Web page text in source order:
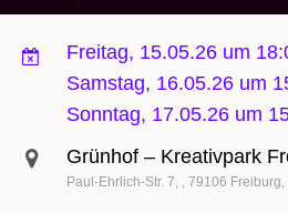
Freitag, 15.05.26 um
Samstag, 16.05.26 um
Sonntag, 17.05.26 um
Grünhof – Kreativpark
Paul-Ehrlich-Str. 7, 79106 Freiburg